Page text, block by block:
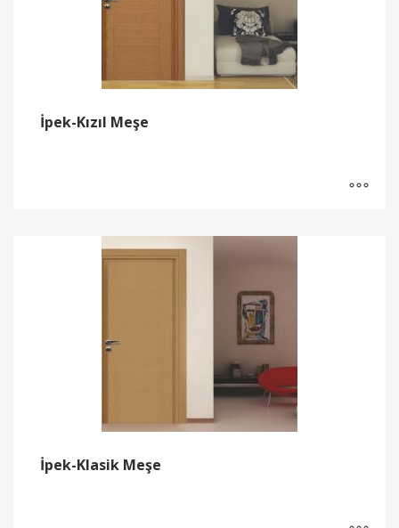
İpek-Kızıl Meşe
İpek-Klasik Meşe